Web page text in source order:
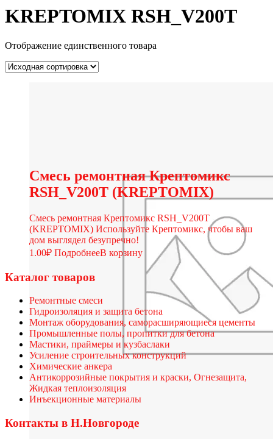
KREPTOMIX RSH_V200T
Отображение единственного товара
Смесь ремонтная Крептомикс
RSH_V200T (KREPTOMIX)
Смесь ремонтная Крептомикс RSH_V200T
(KREPTOMIX) Используйте Крептомикс, чтобы ваш
дом выглядел безупречно!
1.00₽ ПодробнееВ корзину
Каталог товаров
Ремонтные смеси
Гидроизоляция и защита бетона
Монтаж оборудования, саморасширяющиеся цементы
Промышленные полы, пропитки для бетона
Мастики, праймеры и кузбаслаки
Усиление строительных конструкций
Химические анкера
Антикоррозийные покрытия и краски, Огнезащита,
Жидкая теплоизоляция
Инъекционные материалы
Контакты в Н.Новгороде